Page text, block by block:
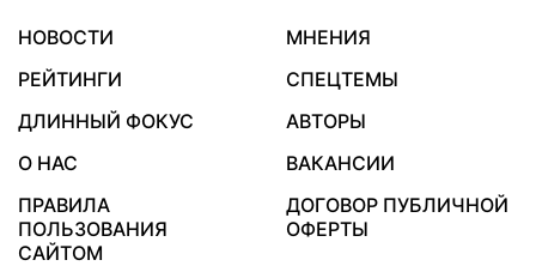
НОВОСТИ
МНЕНИЯ
РЕЙТИНГИ
СПЕЦТЕМЫ
ДЛИННЫЙ ФОКУС
АВТОРЫ
О НАС
ВАКАНСИИ
ПРАВИЛА
ПОЛЬЗОВАНИЯ
САЙТОМ
ДОГОВОР ПУБЛИЧНОЙ
ОФЕРТЫ